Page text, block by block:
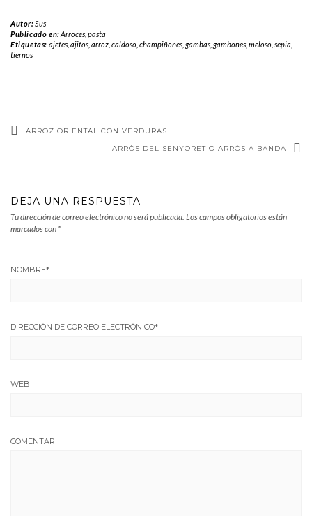
Autor:Sus
Publicado en:Arroces, pasta
Etiquetas: ajetes, ajitos, arroz, caldoso, champiñones, gambas, gambones, meloso, sepia
tiernos
ARROZ ORIENTAL CON VERDURAS
ARRÒS DEL SENYORET O ARRÒS A BANDA
DEJA UNA RESPUESTA
Tu dirección de correo electrónico no será publicada. Los campos obligatorios están
marcados con *
NOMBRE*
DIRECCIÓN DE CORREO ELECTRÓNICO*
WEB
COMENTAR